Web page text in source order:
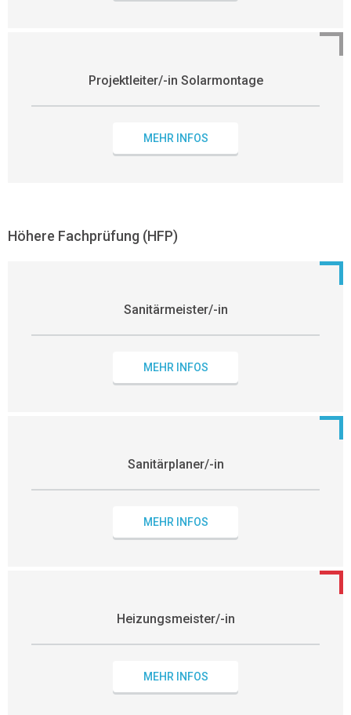
Projektleiter/-in Solarmontage
MEHR INFOS
Höhere Fachprüfung (HFP)
Sanitärmeister/-in
MEHR INFOS
Sanitärplaner/-in
MEHR INFOS
Heizungsmeister/-in
MEHR INFOS